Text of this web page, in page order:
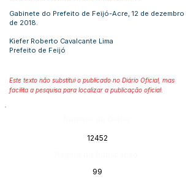
Gabinete do Prefeito de Feijó-Acre, 12 de dezembro
de 2018.
Kiefer Roberto Cavalcante Lima
Prefeito de Feijó
Este texto não substitui o publicado no Diário Oficial, mas
facilita a pesquisa para localizar a publicação oficial.
12452
99